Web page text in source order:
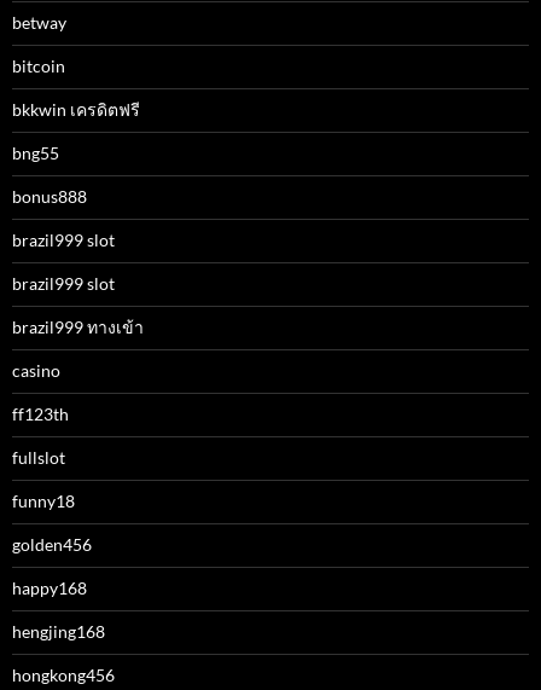
betway
bitcoin
bkkwin เครดิตฟรี
bng55
bonus888
brazil999 slot
brazil999 slot
brazil999 ทางเข้า
casino
ff123th
fullslot
funny18
golden456
happy168
hengjing168
hongkong456